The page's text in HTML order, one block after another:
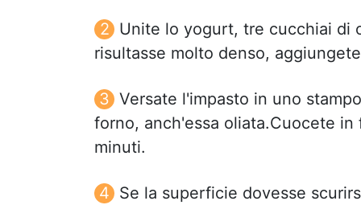
Unite lo yogurt, tre cucchiai di
risultasse molto denso,
Versate l'impasto in uno
forno, anch'essa oliata.Cuocete
minuti.
Se la superficie dovesse